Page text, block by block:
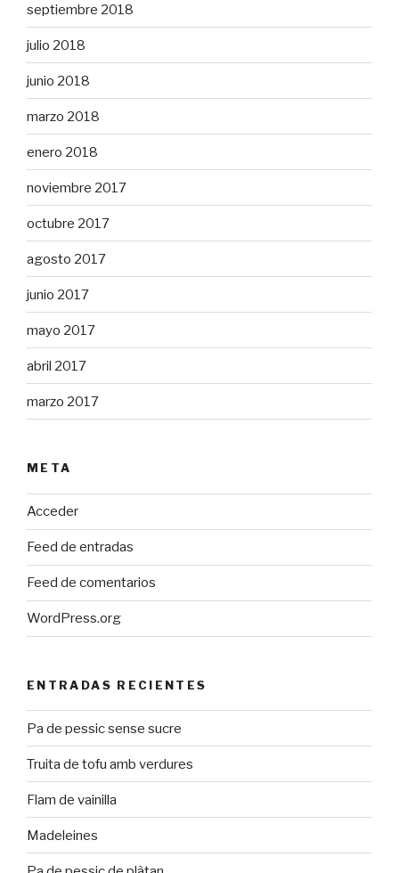
septiembre 2018
julio 2018
junio 2018
marzo 2018
enero 2018
noviembre 2017
octubre 2017
agosto 2017
junio 2017
mayo 2017
abril 2017
marzo 2017
META
Acceder
Feed de entradas
Feed de comentarios
WordPress.org
ENTRADAS RECIENTES
Pa de pessic sense sucre
Truita de tofu amb verdures
Flam de vainilla
Madeleines